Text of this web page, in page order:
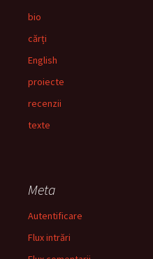
bio
cărți
English
proiecte
recenzii
texte
Meta
Autentificare
Flux intrări